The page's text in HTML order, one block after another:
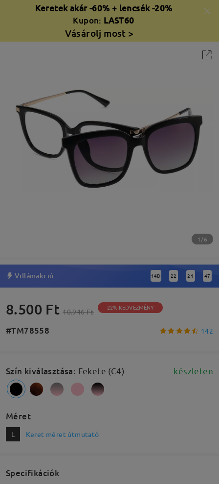
Keretek akár -60% + lencsék -20%
Kupon: LAST60
Vásárolj most >
1/6
Villámakció 14D : 22 : 21 : 46
8.500 Ft 10.946 Ft 22% KEDVEZMÉNY
#TM78558 142
Szín kiválasztása: Fekete (C4) készleten
Méret
L Keret méret útmutató
Specifikációk